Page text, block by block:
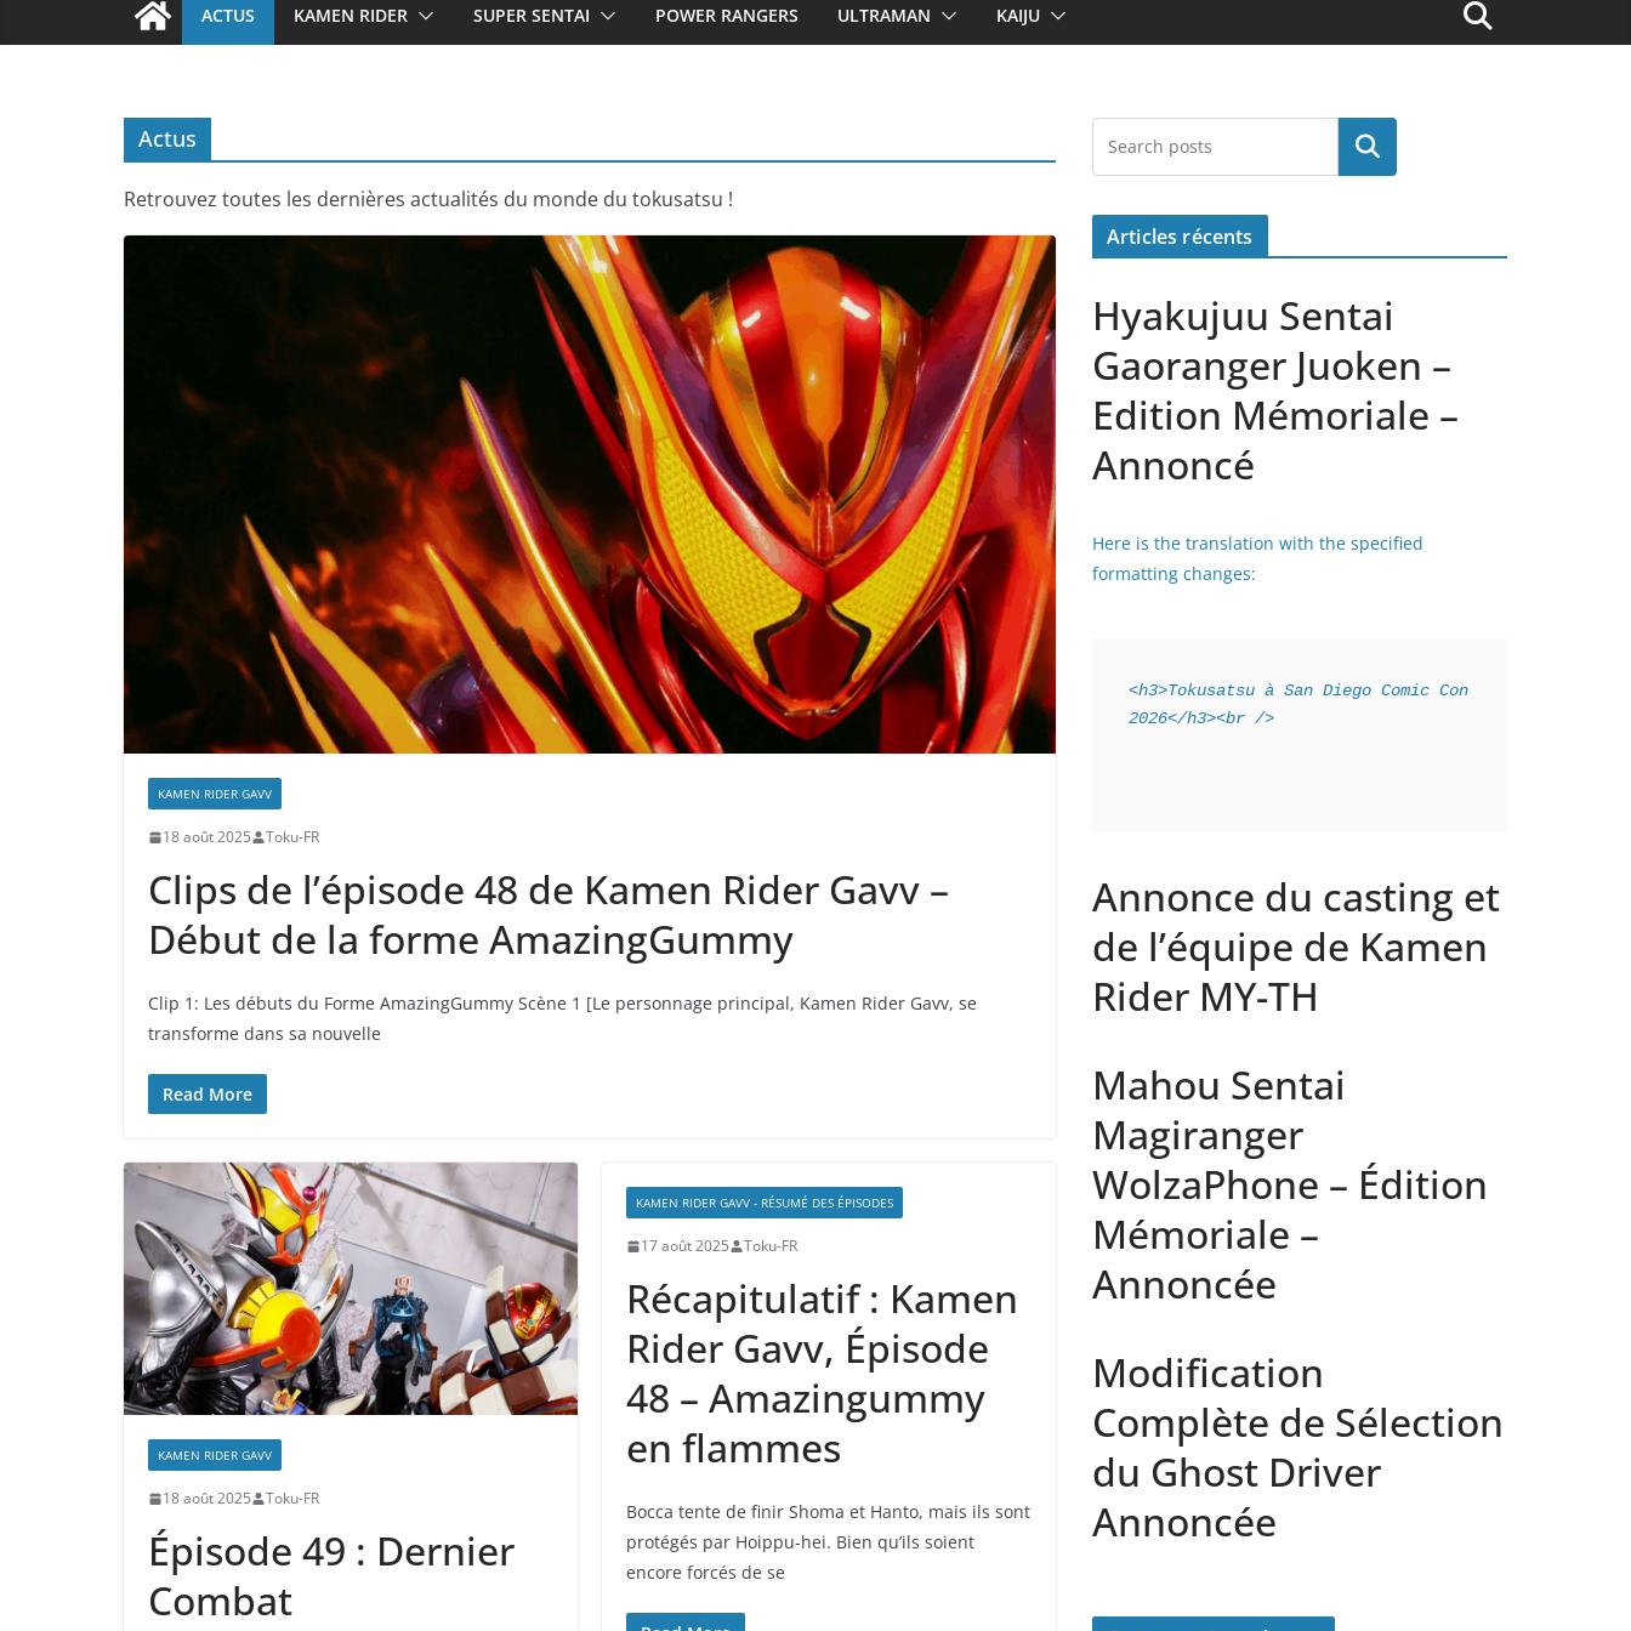
ACTUS KAMEN RIDER SUPER SENTAI POWER RANGERS ULTRAMAN KAIJU
Actus
Retrouvez toutes les dernières actualités du monde du tokusatsu !
KAMEN RIDER GAVV
18 août 2025 Toku-FR
Clips de l’épisode 48 de Kamen Rider Gavv –
Début de la forme AmazingGummy
Clip 1: Les débuts du Forme AmazingGummy Scène 1 [Le personnage principal, Kamen Rider Gavv, se
transforme dans sa nouvelle
Read More
KAMEN RIDER GAVV
18 août 2025 Toku-FR
Épisode 49 : Dernier
Combat
KAMEN RIDER GAVV - RÉSUMÉ DES ÉPISODES
17 août 2025 Toku-FR
Récapitulatif : Kamen
Rider Gavv, Épisode
48 – Amazingummy
en flammes
Bocca tente de finir Shoma et Hanto, mais ils sont
protégés par Hoippu-hei. Bien qu’ils soient
encore forcés de se
Rechercher
Articles récents
Hyakujuu Sentai
Gaoranger Juoken –
Edition Mémoriale –
Annoncé
Here is the translation with the specified
formatting changes:
<h3>Tokusatsu à San Diego Comic Con
2026</h3><br />
Annonce du casting et
de l’équipe de Kamen
Rider MY-TH
Mahou Sentai
Magiranger
WolzaPhone – Édition
Mémoriale –
Annoncée
Modification
Complète de Sélection
du Ghost Driver
Annoncée